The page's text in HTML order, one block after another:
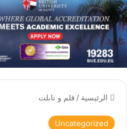
الرئيسية / قلم و تابلت
Uncategorized